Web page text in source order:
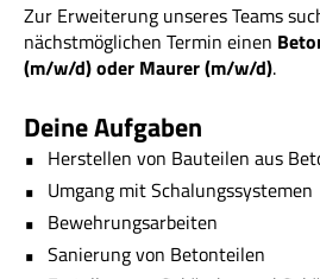
Zur Erweiterung unseres Teams
nächstmöglichen Termin einen
(m/w/d) oder Maurer (m/w/d).
Deine Aufgaben
Herstellen von Bauteilen aus
Umgang mit Schalungssystemen
Bewehrungsarbeiten
Sanierung von Betonteilen